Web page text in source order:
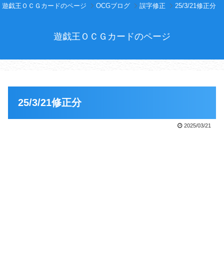
遊戯王ＯＣＧカードのページ OCGブログ 誤字修正 25/3/21修正分
遊戯王ＯＣＧカードのページ
25/3/21修正分
2025/03/21